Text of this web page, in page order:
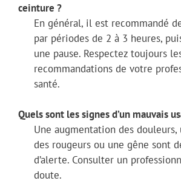
ceinture ?
En général, il est recommandé
par périodes de 2 à 3 heures,
une pause. Respectez toujours
recommandations de votre
santé.
Quels sont les signes d’un mauvais
Une augmentation des
des rougeurs ou une gêne sont
d’alerte. Consulter un
doute.